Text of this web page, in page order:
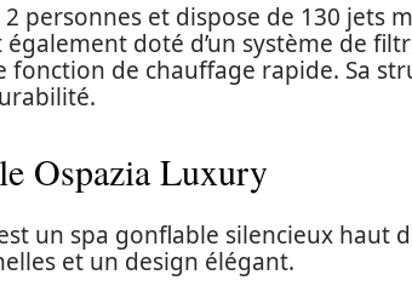
personnes et dispose de 130 jets
doté d’un système de
fonction de chauffage rapide. Sa
Ospazia Luxury
un spa gonflable silencieux haut
et un design élégant.